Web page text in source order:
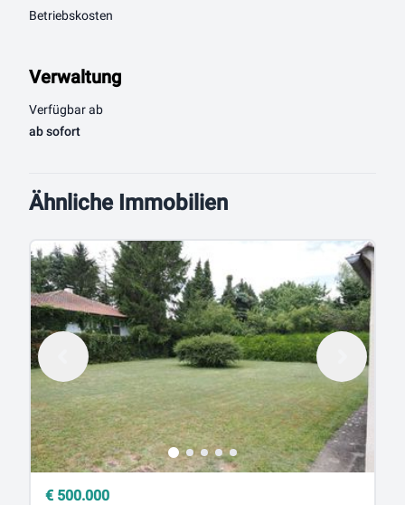
Betriebskosten
Verwaltung
Verfügbar ab
ab sofort
Ähnliche Immobilien
€ 500.000